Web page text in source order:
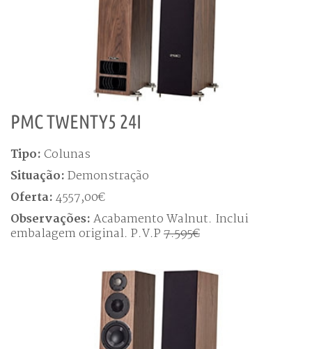
PMC TWENTY5 24I
Tipo: Colunas
Situação: Demonstração
Oferta: 4557,00€
Observações: Acabamento Walnut. Inclui
embalagem original. P.V.P 7.595€